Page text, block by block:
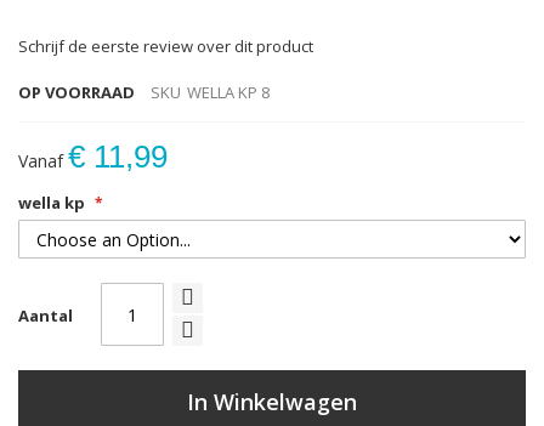
Schrijf de eerste review over dit product
OP VOORRAAD SKU WELLA KP 8
Vanaf € 11,99
wella kp
Aantal
In Winkelwagen